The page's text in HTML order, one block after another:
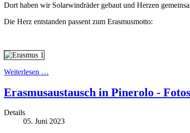
Dort haben wir Solarwindräder gebaut und Herzen
Die Herz entstanden passent zum Erasmusmotto:
Weiterlesen …
Erasmusaustausch in Pinerolo -
Details
05. Juni 2023